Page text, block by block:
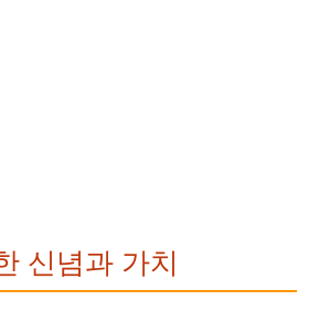
신념과 가치